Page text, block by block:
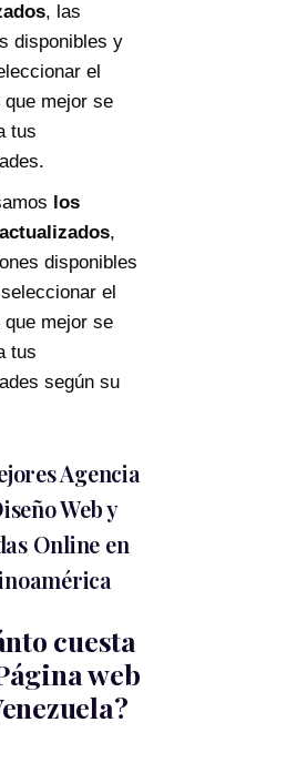
, las
disponibles y
el
mejor se
tus
los
,
disponibles
el
mejor se
tus
según su
Agencia
Web y
Online en
cuesta
web